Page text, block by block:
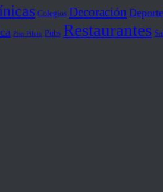
Colegios Decoración
Piso Piloto Pubs Restaurantes